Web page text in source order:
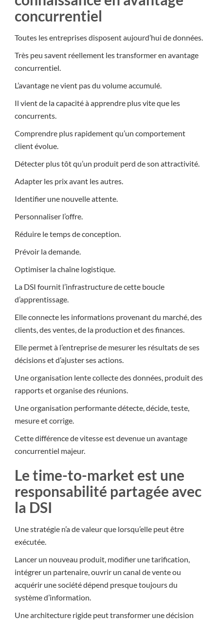
concurrentiel
Toutes les entreprises disposent aujourd’hui de données.
Très peu savent réellement les transformer en avantage
concurrentiel.
L’avantage ne vient pas du volume accumulé.
Il vient de la capacité à apprendre plus vite que les
concurrents.
Comprendre plus rapidement qu’un comportement
client évolue.
Détecter plus tôt qu’un produit perd de son attractivité.
Adapter les prix avant les autres.
Identifier une nouvelle attente.
Personnaliser l’offre.
Réduire le temps de conception.
Prévoir la demande.
Optimiser la chaîne logistique.
La DSI fournit l’infrastructure de cette boucle
d’apprentissage.
Elle connecte les informations provenant du marché, des
clients, des ventes, de la production et des finances.
Elle permet à l’entreprise de mesurer les résultats de ses
décisions et d’ajuster ses actions.
Une organisation lente collecte des données, produit des
rapports et organise des réunions.
Une organisation performante détecte, décide, teste,
mesure et corrige.
Cette différence de vitesse est devenue un avantage
concurrentiel majeur.
Le time-to-market est une
responsabilité partagée avec
la DSI
Une stratégie n’a de valeur que lorsqu’elle peut être
exécutée.
Lancer un nouveau produit, modifier une tarification,
intégrer un partenaire, ouvrir un canal de vente ou
acquérir une société dépend presque toujours du
système d’information.
Une architecture rigide peut transformer une décision